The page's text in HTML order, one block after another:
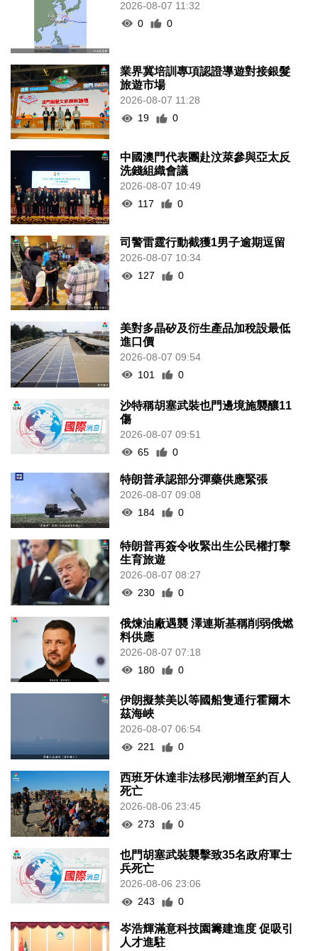
2026-08-07 11:32
0
0
業界冀培訓專項認證導遊對接銀髮
旅遊市場
2026-08-07 11:28
19
0
中國澳門代表團赴汶萊參與亞太反
洗錢組織會議
2026-08-07 10:49
117
0
司警雷霆行動截獲1男子逾期逗留
2026-08-07 10:34
127
0
美對多晶矽及衍生產品加稅設最低
進口價
2026-08-07 09:54
101
0
沙特稱胡塞武裝也門邊境施襲釀11
傷
2026-08-07 09:51
65
0
特朗普承認部分彈藥供應緊張
2026-08-07 09:08
184
0
特朗普再簽令收緊出生公民權打擊
生育旅遊
2026-08-07 08:27
230
0
俄煉油廠遇襲 澤連斯基稱削弱俄燃
料供應
2026-08-07 07:18
180
0
伊朗擬禁美以等國船隻通行霍爾木
茲海峽
2026-08-07 06:54
221
0
西班牙休達非法移民潮增至約百人
死亡
2026-08-06 23:45
273
0
也門胡塞武裝襲擊致35名政府軍士
兵死亡
2026-08-06 23:06
243
0
岑浩輝滿意科技園籌建進度 促吸引
人才進駐